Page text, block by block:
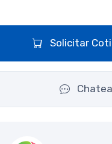
Solicitar